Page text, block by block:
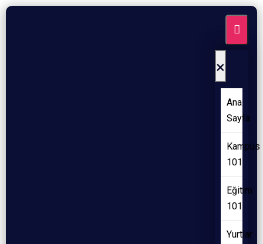
×
Ana
Sayfa
Kampüs
101
Eğitim
101
Yurtlar